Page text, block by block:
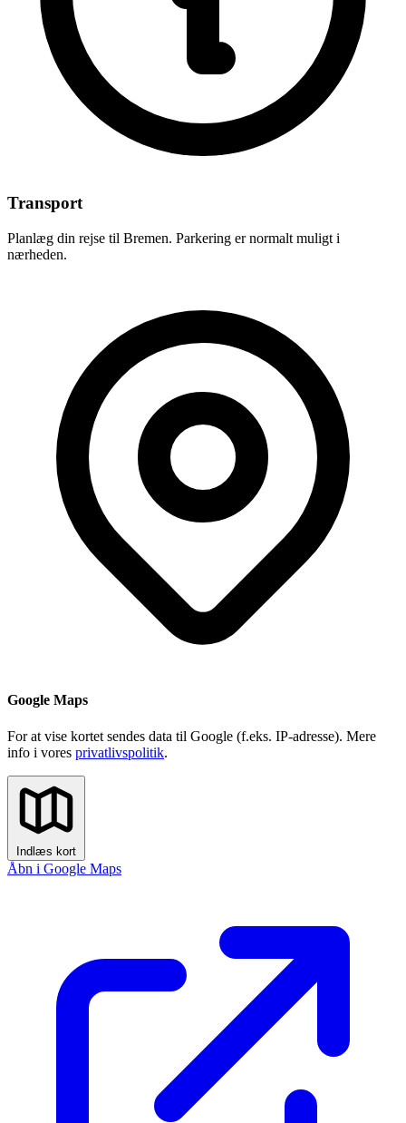
Transport
Planlæg din rejse til Bremen. Parkering er normalt muligt i
nærheden.
Google Maps
For at vise kortet sendes data til Google (f.eks. IP-adresse). Mere
info i vores privatlivspolitik.
Indlæs kort
Åbn i Google Maps